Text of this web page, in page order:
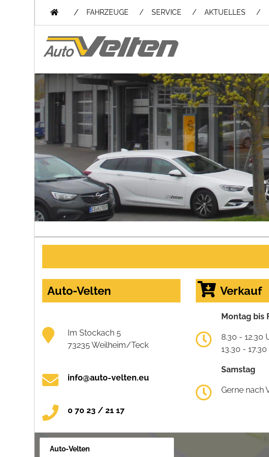
/ FAHRZEUGE SERVICE AKTUELLES
Auto-Velten
Im Stockach 5
73235 Weilheim/Teck
info@auto-velten.eu
0 70 23 / 21 17
Verkauf
Montag bis
8.30 - 12.30
13.30 -
Samstag
Gerne nach
Auto-Velten